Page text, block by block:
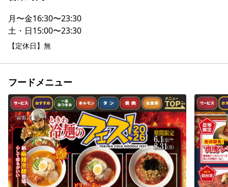
月〜金16:30〜23:30
土・日15:00〜23:30
【定休日】無
フードメニュー